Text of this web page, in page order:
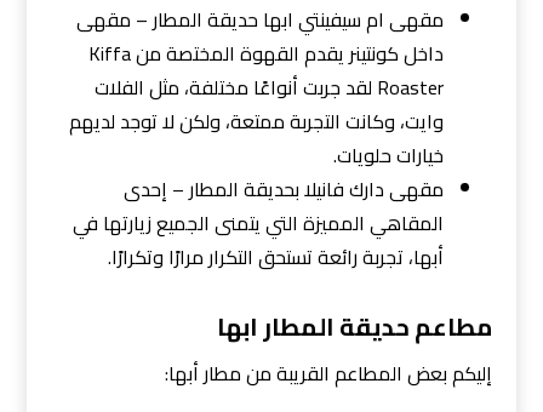
مقهى ام سيفينتي ابها حديقة المطار – مقهى
داخل كونتينر يقدم القهوة المختصة من Kiffa
Roaster لقد جربت أنواعًا مختلفة، مثل الفلات
وايت، وكانت التجربة ممتعة، ولكن لا توجد لديهم
خيارات حلويات.
مقهى دارك فانيلا بحديقة المطار – إحدى
المقاهي المميزة التي يتمنى الجميع زيارتها في
أبها، تجربة رائعة تستحق التكرار مرارًا وتكرارًا.
مطاعم حديقة المطار ابها
إليكم بعض المطاعم القريبة من مطار أبها: